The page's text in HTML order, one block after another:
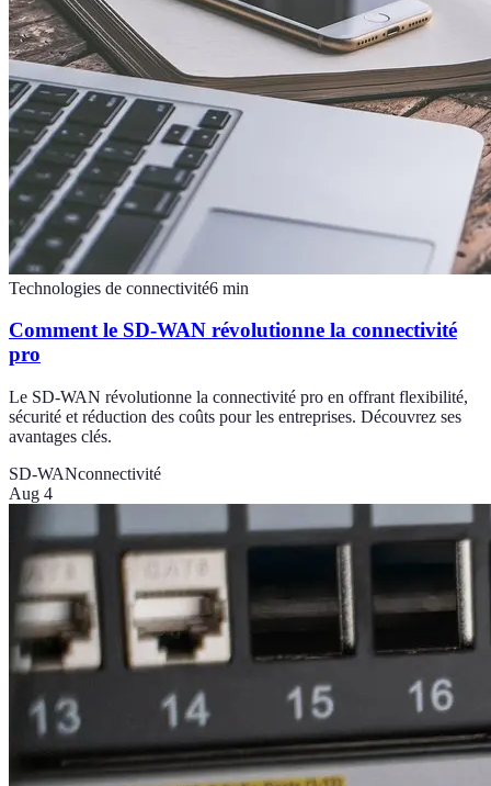
Technologies de connectivité6 min
Comment le SD-WAN révolutionne la connectivité
pro
Le SD-WAN révolutionne la connectivité pro en offrant flexibilité,
sécurité et réduction des coûts pour les entreprises. Découvrez ses
avantages clés.
SD-WANconnectivité
Aug 4